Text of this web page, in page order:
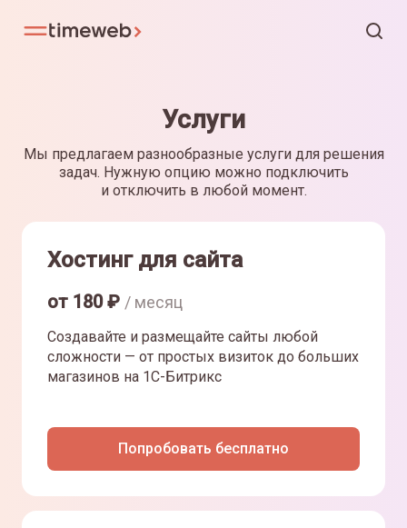
Услуги
Мы предлагаем разнообразные услуги для решения
задач. Нужную опцию можно подключить
и отключить в любой момент.
Хостинг для сайта
от 180₽ / месяц
Создавайте и размещайте сайты любой
сложности — от простых визиток до больших
магазинов на 1С-Битрикс
Попробовать бесплатно